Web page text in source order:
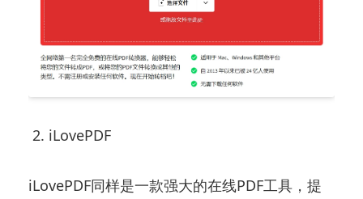
2. iLovePDF
iLovePDF同样是一款强大的在线PDF工具，提